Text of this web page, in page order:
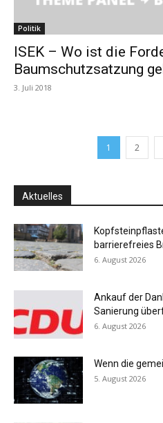
Politik
ISEK – Wo ist die
Baumschutzsatzung
3. Juli 2018
1 2
Aktuelles
barrierefreies
6. August 2026
Ankauf der
Sanierung
6. August 2026
Wenn die
5. August 2026